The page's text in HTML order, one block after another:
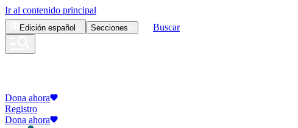
Ir al contenido principal
Edición español Secciones Buscar
Dona ahora
Registro
Dona ahora